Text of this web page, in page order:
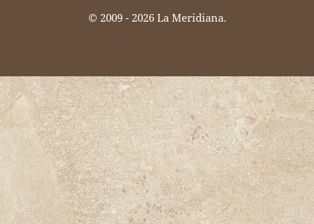
© 2009 - 2026 La Meridiana.